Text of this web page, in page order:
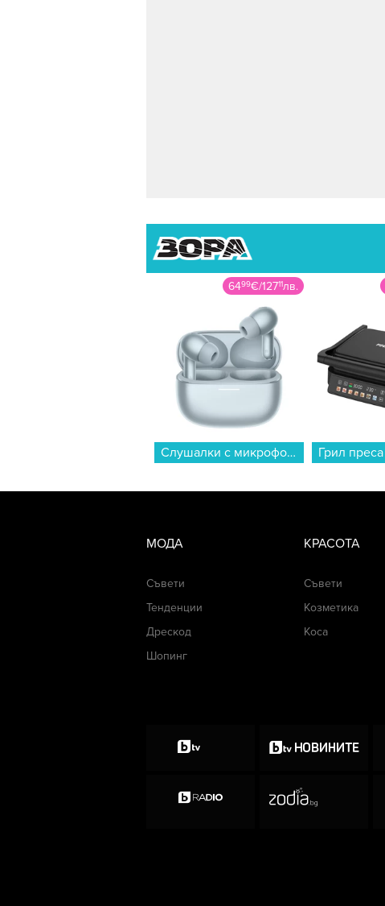
6499€/12711лв.
Слушалки с микрофон Xiaomi REDMI BUDS 8 PRO BLUE BHR08GMGL , Bluetooth , IN-EAR (ТАПИ)...
МОДА
Съвети
Тенденции
Дрескод
Шопинг
КРАСОТА
Съвети
Козметика
Коса